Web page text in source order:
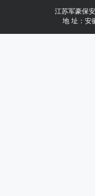
江苏军豪保
地 址：安